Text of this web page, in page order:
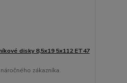
disky 8,5x19 5x112 ET47
zákazníka.